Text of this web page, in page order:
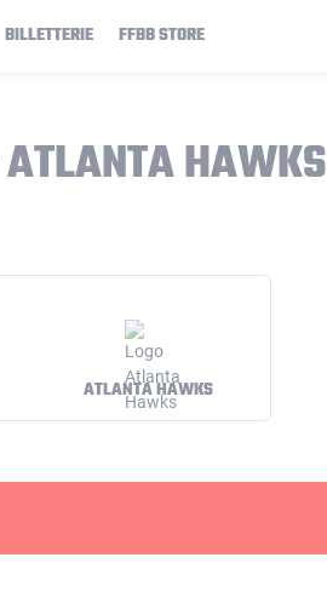
BILLETTERIE FFBB STORE
HAWKS
ATLANTA HAWKS